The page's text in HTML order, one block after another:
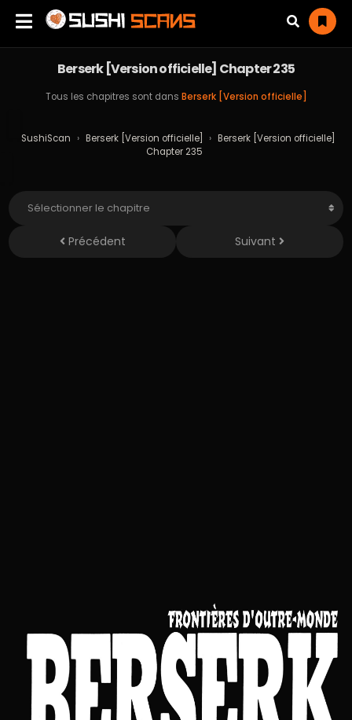
Berserk [Version officielle] Chapter 235
Tous les chapitres sont dans Berserk [Version officielle]
SushiScan › Berserk [Version officielle] › Berserk [Version officielle]
Chapter 235
Précédent Suivant